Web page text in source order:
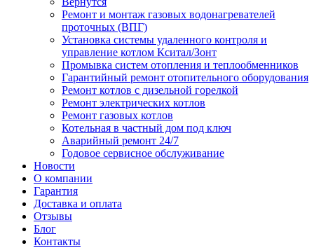
Ремонт и монтаж газовых водонагревателей
проточных (ВПГ)
Установка системы удаленного контроля и
управление котлом Кситал/Зонт
Промывка систем отопления и теплообменников
Гарантийный ремонт отопительного оборудования
Ремонт котлов с дизельной горелкой
Ремонт электрических котлов
Ремонт газовых котлов
Котельная в частный дом под ключ
Аварийный ремонт 24/7
Годовое сервисное обслуживание
Новости
О компании
Гарантия
Доставка и оплата
Отзывы
Блог
Контакты